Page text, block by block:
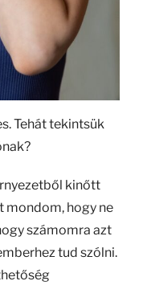
Tehát tekintsük
kinőtt
mondom, hogy ne
számomra azt
tud szólni.